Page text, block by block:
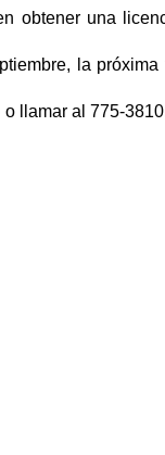
obtener una
la próxima
llamar al 775-